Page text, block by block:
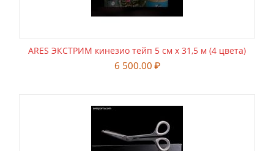
ARES ЭКСТРИМ кинезио тейп 5 см х 31,5 м (4 цвета)
6 500.00 ₽